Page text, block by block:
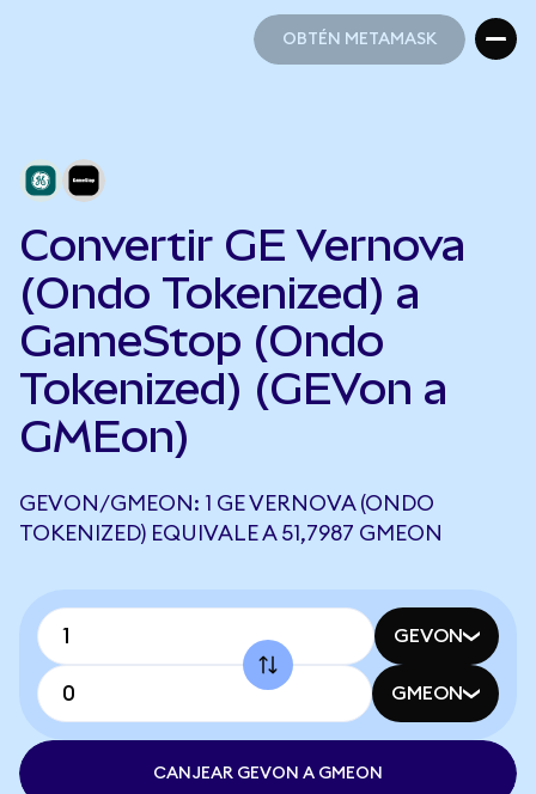
OBTÉN METAMASK
Convertir GE Vernova
(Ondo Tokenized) a
GameStop (Ondo
Tokenized) (GEVon a
GMEon)
GEVON/GMEON: 1 GE VERNOVA (ONDO
TOKENIZED) EQUIVALE A 51,7987 GMEON
GEVON
GMEON
CANJEAR GEVON A GMEON